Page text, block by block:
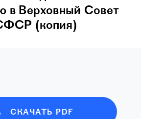
в Верховный Совет
(копия)
СКАЧАТЬ PDF